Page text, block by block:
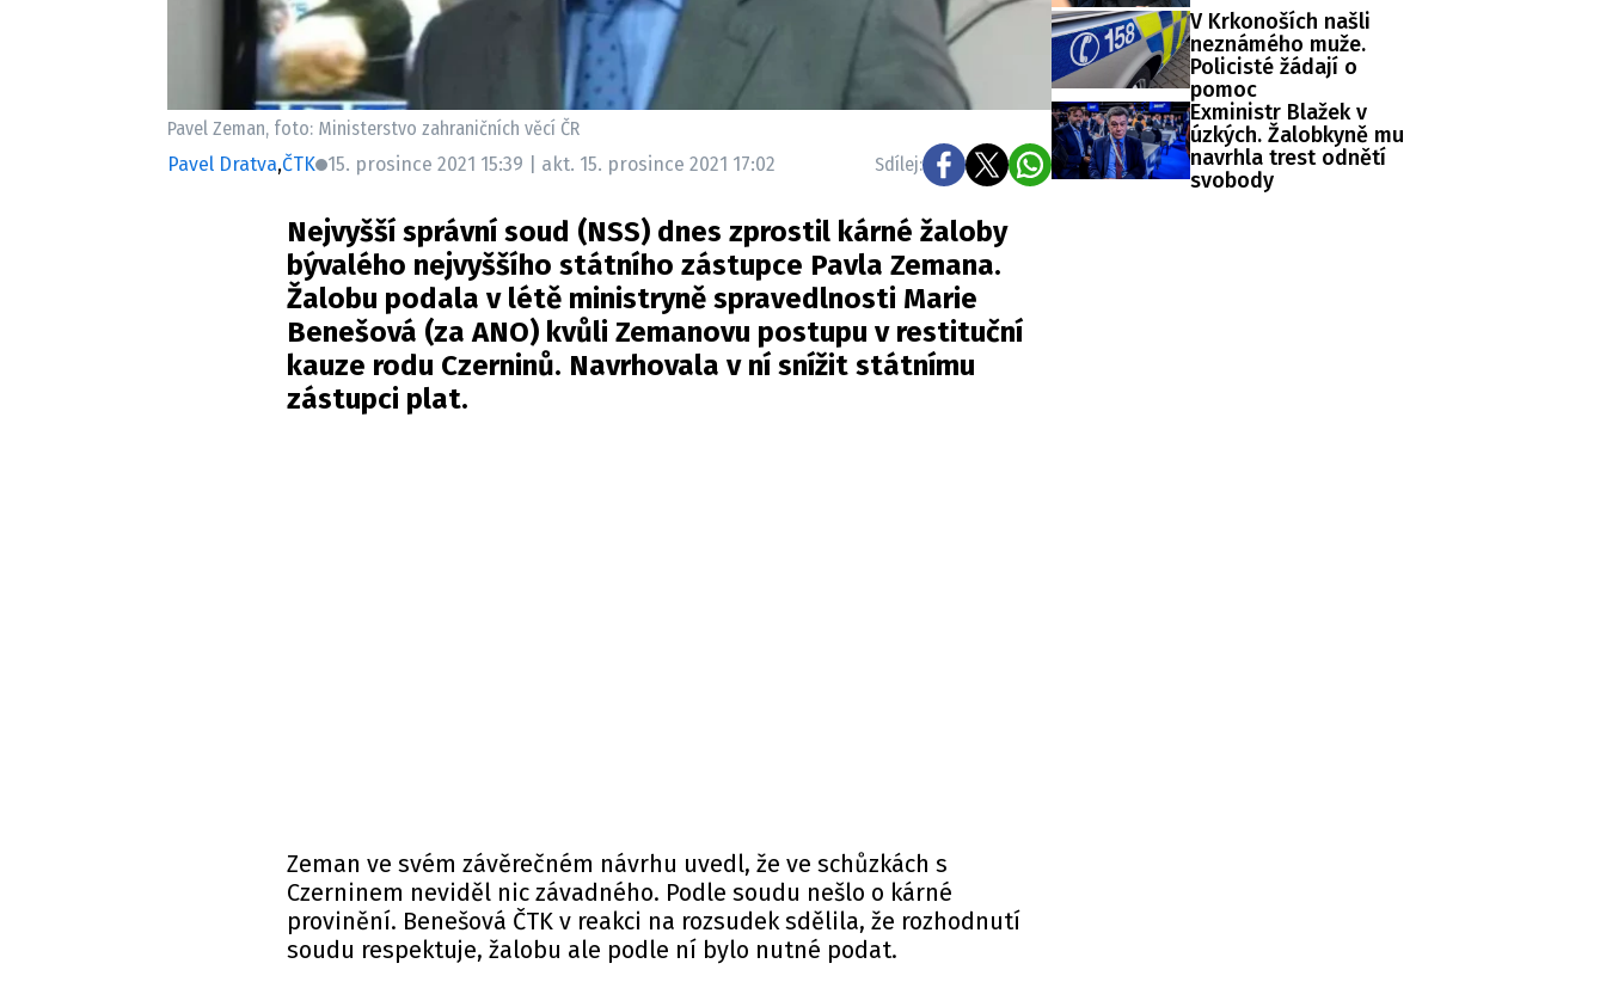
Pavel Zeman, foto: Ministerstvo zahraničních věcí ČR
Pavel Dratva,ČTK 15. prosince 2021 15:39 | akt. 15. prosince 2021 17:02 Sdílej:
Nejvyšší správní soud (NSS) dnes zprostil kárné žaloby
bývalého nejvyššího státního zástupce Pavla Zemana.
Žalobu podala v létě ministryně spravedlnosti Marie
Benešová (za ANO) kvůli Zemanovu postupu v restituční
kauze rodu Czerninů. Navrhovala v ní snížit státnímu
zástupci plat.
Zeman ve svém závěrečném návrhu uvedl, že ve schůzkách s
Czerninem neviděl nic závadného. Podle soudu nešlo o kárné
provinění. Benešová ČTK v reakci na rozsudek sdělila, že rozhodnutí
soudu respektuje, žalobu ale podle ní bylo nutné podat.
V Krkonoších našli
neznámého muže.
Policisté žádají o
pomoc
Exministr Blažek v
úzkých. Žalobkyně mu
navrhla trest odnětí
svobody